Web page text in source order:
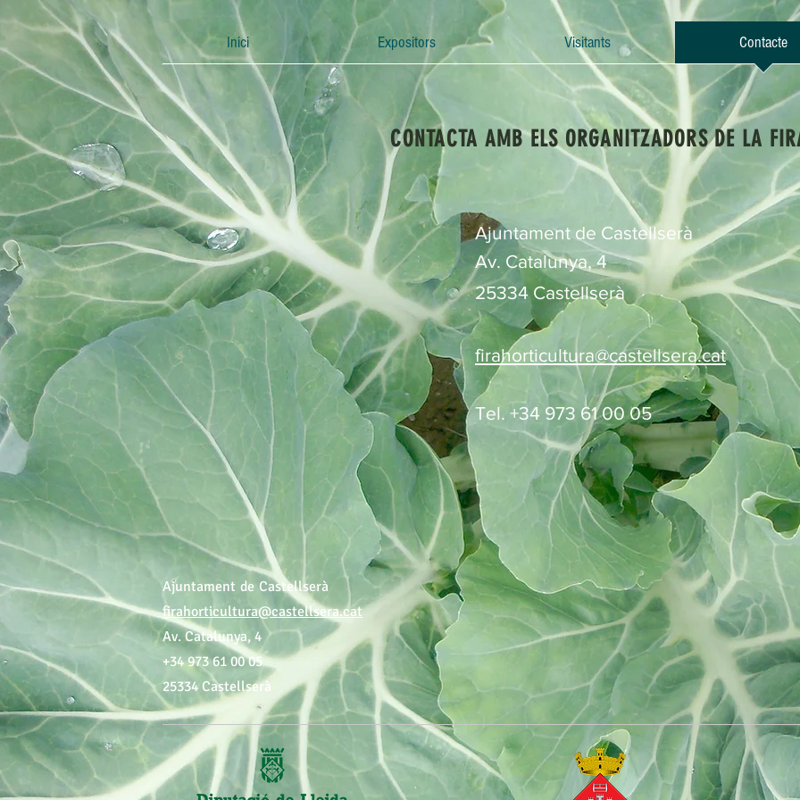
Inici Expositors Visitants Contacte
CONTACTA AMB ELS ORGANITZADORS DE LA
Ajuntament de Castellserà
Av. Catalunya, 4
25334 Castellserà
firahorticultura@castellsera.cat
Tel. +34 973 61 00 05
Ajuntament de Castellserà
firahorticultura@castellsera.cat
Av. Catalunya,
+34 973 61 00 05
25334 Castellserà